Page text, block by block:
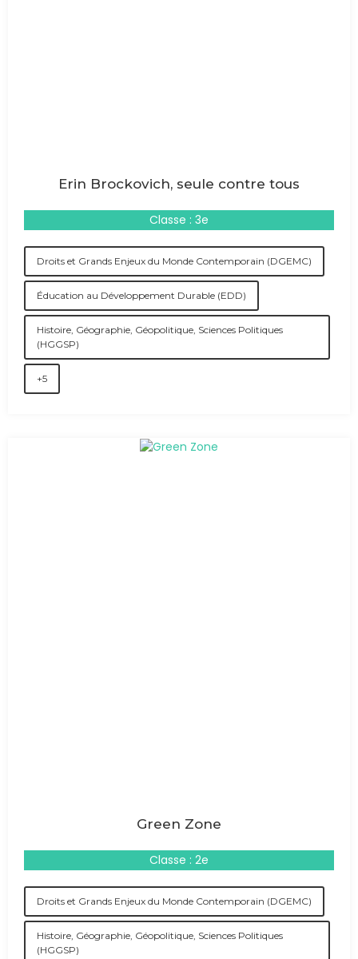
Erin Brockovich, seule contre tous
Classe : 3e
Droits et Grands Enjeux du Monde Contemporain (DGEMC)
Éducation au Développement Durable (EDD)
Histoire, Géographie, Géopolitique, Sciences Politiques
(HGGSP)
+5
Green Zone
Classe : 2e
Droits et Grands Enjeux du Monde Contemporain (DGEMC)
Histoire, Géographie, Géopolitique, Sciences Politiques
(HGGSP)